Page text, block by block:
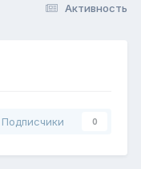
Активность
Подписчики 0